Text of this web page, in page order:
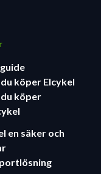
köper Elcykel
du köper
en säker och